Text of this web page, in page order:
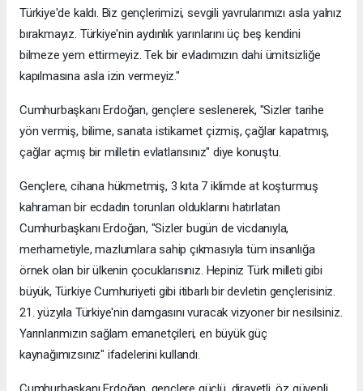
Türkiye'de kaldı. Biz gençlerimizi, sevgili yavrularımızı asla yalnız
bırakmayız. Türkiye'nin aydınlık yarınlarını üç beş kendini
bilmeze yem ettirmeyiz. Tek bir evladımızın dahi ümitsizliğe
kapılmasına asla izin vermeyiz."
Cumhurbaşkanı Erdoğan, gençlere seslenerek, "Sizler tarihe
yön vermiş, bilime, sanata istikamet çizmiş, çağlar kapatmış,
çağlar açmış bir milletin evlatlarısınız" diye konuştu.
Gençlere, cihana hükmetmiş, 3 kıta 7 iklimde at koşturmuş
kahraman bir ecdadın torunları olduklarını hatırlatan
Cumhurbaşkanı Erdoğan, "Sizler bugün de vicdanıyla,
merhametiyle, mazlumlara sahip çıkmasıyla tüm insanlığa
örnek olan bir ülkenin çocuklarısınız. Hepiniz Türk milleti gibi
büyük, Türkiye Cumhuriyeti gibi itibarlı bir devletin gençlerisiniz.
21. yüzyıla Türkiye'nin damgasını vuracak vizyoner bir nesilsiniz.
Yarınlarımızın sağlam emanetçileri, en büyük güç
kaynağımızsınız" ifadelerini kullandı.